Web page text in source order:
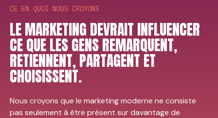
CE EN QUOI NOUS CROYONS
LE MARKETING DEVRAIT INFLUENCER
CE QUE LES GENS REMARQUENT,
RETIENNENT, PARTAGENT ET
CHOISISSENT.
Nous croyons que le marketing moderne ne consiste
pas seulement à être présent sur davantage de